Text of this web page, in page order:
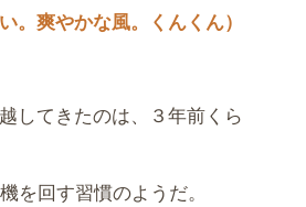
。爽やかな風。くんくん）
してきたのは、３年前くら
を回す習慣のようだ。